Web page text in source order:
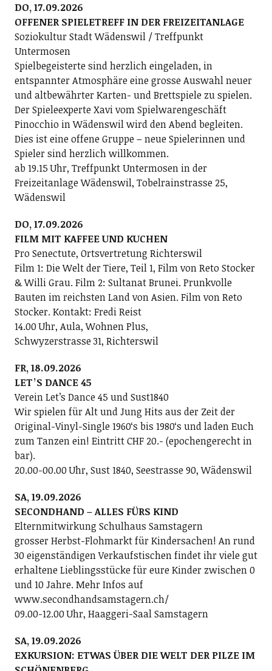
DO, 17.09.2026
OFFENER SPIELETREFF IN DER FREIZEITANLAGE
Soziokultur Stadt Wädenswil / Treffpunkt
Untermosen
Spielbegeisterte sind herzlich eingeladen, in
entspannter Atmosphäre eine grosse Auswahl neuer
und altbewährter Karten- und Brettspiele zu spielen.
Der Spieleexperte Xavi vom Spielwarengeschäft
Pinocchio in Wädenswil wird den Abend begleiten.
Dies ist eine offene Gruppe – neue Spielerinnen und
Spieler sind herzlich willkommen.
ab 19.15 Uhr, Treffpunkt Untermosen in der
Freizeitanlage Wädenswil, Tobelrainstrasse 25,
Wädenswil
DO, 17.09.2026
FILM MIT KAFFEE UND KUCHEN
Pro Senectute, Ortsvertretung Richterswil
Film 1: Die Welt der Tiere, Teil 1, Film von Reto Stocker
& Willi Grau. Film 2: Sultanat Brunei. Prunkvolle
Bauten im reichsten Land von Asien. Film von Reto
Stocker. Kontakt: Fredi Reist
14.00 Uhr, Aula, Wohnen Plus,
Schwyzerstrasse 31, Richterswil
FR, 18.09.2026
LETʼS DANCE 45
Verein Letʼs Dance 45 und Sust1840
Wir spielen für Alt und Jung Hits aus der Zeit der
Original-Vinyl-Single 1960ʻs bis 1980ʻs und laden Euch
zum Tanzen ein! Eintritt CHF 20.- (epochengerecht in
bar).
20.00-00.00 Uhr, Sust 1840, Seestrasse 90, Wädenswil
SA, 19.09.2026
SECONDHAND – ALLES FÜRS KIND
Elternmitwirkung Schulhaus Samstagern
grosser Herbst-Flohmarkt für Kindersachen! An rund
30 eigenständigen Verkaufstischen findet ihr viele gut
erhaltene Lieblingsstücke für eure Kinder zwischen 0
und 10 Jahre. Mehr Infos auf
www.secondhandsamstagern.ch/
09.00-12.00 Uhr, Haaggeri-Saal Samstagern
SA, 19.09.2026
EXKURSION: ETWAS ÜBER DIE WELT DER PILZE IM